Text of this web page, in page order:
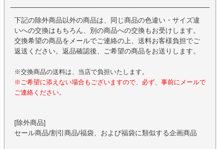
下記の除外商品以外の商品は、同じ商品の色違い・サイズ違
いへの交換はもちろん、別の商品への交換もお受けします。
交換希望の商品をメールでご連絡の上、送料お客様負担でご
返送ください。返品確認後、ご希望の商品をお送りします。
※交換商品の送料は、当店で負担いたします。
※ご希望に添えない場合もございますので、必ず、事前にメールで
ご連絡ください。
[除外商品]
セール商品/割引商品/福袋、および福袋に類似する企画商品